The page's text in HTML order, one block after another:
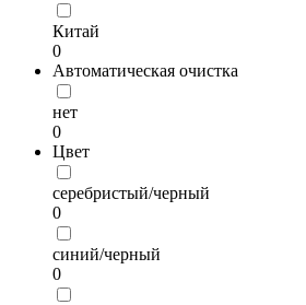
Китай
0
Автоматическая очистка
нет
0
Цвет
серебристый/черный
0
синий/черный
0